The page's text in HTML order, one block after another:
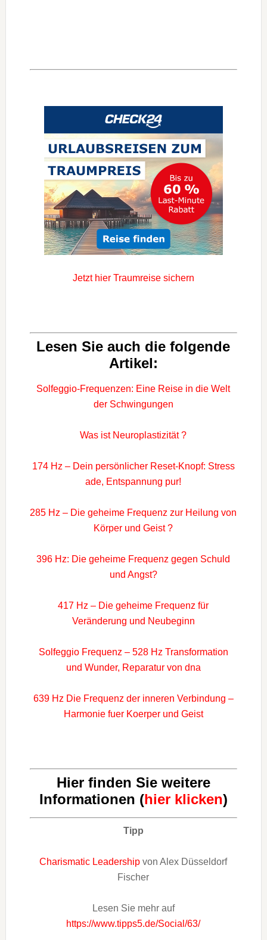
Jetzt hier Traumreise sichern
Lesen Sie auch die folgende
Artikel:
Solfeggio-Frequenzen: Eine Reise in die Welt
der Schwingungen
Was ist Neuroplastizität ?
174 Hz – Dein persönlicher Reset-Knopf: Stress
ade, Entspannung pur!
285 Hz – Die geheime Frequenz zur Heilung von
Körper und Geist ?
396 Hz: Die geheime Frequenz gegen Schuld
und Angst?
417 Hz – Die geheime Frequenz für
Veränderung und Neubeginn
Solfeggio Frequenz – 528 Hz Transformation
und Wunder, Reparatur von dna
639 Hz Die Frequenz der inneren Verbindung –
Harmonie fuer Koerper und Geist
Hier finden Sie weitere
Informationen (hier klicken)
Tipp
Charismatic Leadership von Alex Düsseldorf
Fischer
Lesen Sie mehr auf
https://www.tipps5.de/Social/63/